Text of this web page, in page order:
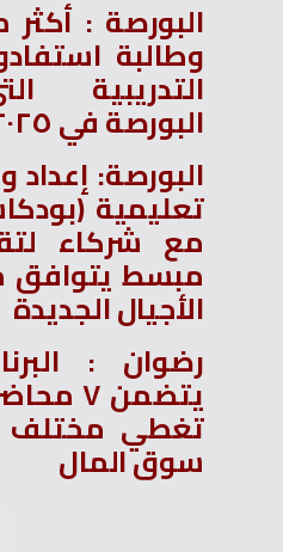
وطالبة
التدريبية
البورصة في ٢٠٢٥
تعليمية
مع شركاء
مبسط يتوافق
الأجيال الجديدة
رضوان :
يتضمن ٧
تغطي مختلف
سوق المال